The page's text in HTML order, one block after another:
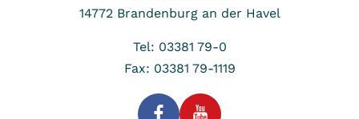
14772 Brandenburg an der Havel
Tel: 03381 79-0
Fax: 03381 79-1119